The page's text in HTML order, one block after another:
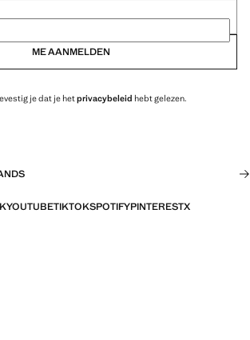
ME AANMELDEN
je dat je hetprivacybeleid hebt gelezen.
YOUTUBETIKTOKSPOTIFYPINTERESTX